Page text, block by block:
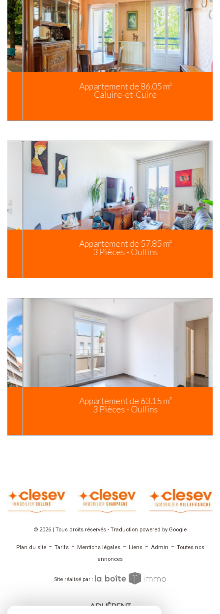
Appartement de 86.05 m²
Caluire-et-Cuire
Appartement de 57.85 m²
3 Pièces - Oullins
Appartement de 63.15 m²
3 Pièces - Oullins
© 2026 | Tous droits réservés - Traduction powered by Google
Plan du site- Tarifs- Mentions légales- Liens- Admin - Toutes nos
annonces
Site réalisé par :
ADHÉRENT